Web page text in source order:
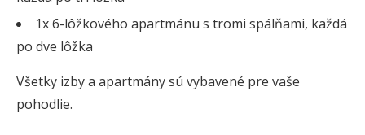
1x 6-lôžkového apartmánu s tromi spálňami, každá
po dve lôžka
Všetky izby a apartmány sú vybavené pre vaše
pohodlie.